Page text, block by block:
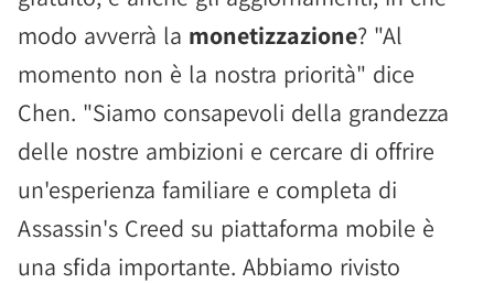
modo avverrà la monetizzazione? "Al
momento non è la nostra priorità" dice
Chen. "Siamo consapevoli della grandezza
delle nostre ambizioni e cercare di offrire
un'esperienza familiare e completa di
Assassin's Creed su piattaforma mobile è
una sfida importante. Abbiamo rivisto